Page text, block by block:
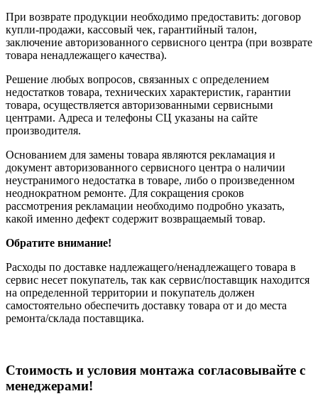
При возврате продукции необходимо предоставить: договор
купли-продажи, кассовый чек, гарантийный талон,
заключение авторизованного сервисного центра (при возврате
товара ненадлежащего качества).
Решение любых вопросов, связанных с определением
недостатков товара, технических характеристик, гарантии
товара, осуществляется авторизованными сервисными
центрами. Адреса и телефоны СЦ указаны на сайте
производителя.
Основанием для замены товара являются рекламация и
документ авторизованного сервисного центра о наличии
неустранимого недостатка в товаре, либо о произведенном
неоднократном ремонте. Для сокращения сроков
рассмотрения рекламации необходимо подробно указать,
какой именно дефект содержит возвращаемый товар.
Обратите внимание!
Расходы по доставке надлежащего/ненадлежащего товара в
сервис несет покупатель, так как сервис/поставщик находится
на определенной территории и покупатель должен
самостоятельно обеспечить доставку товара от и до места
ремонта/склада поставщика.
Cтоимость и условия монтажа согласовывайте с
менеджерами!